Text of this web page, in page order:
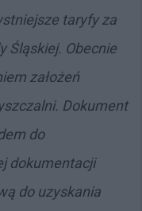
taryfy za
Śląskiej. Obecnie
założeń
Dokument
do
dokumentacji
do uzyskania